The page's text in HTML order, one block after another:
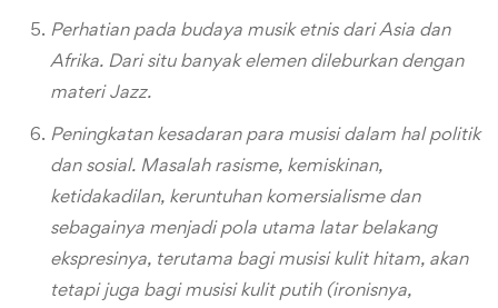
Perhatian pada budaya musik etnis dari Asia dan
Afrika. Dari situ banyak elemen dileburkan dengan
materi Jazz.
Peningkatan kesadaran para musisi dalam hal politik
dan sosial. Masalah rasisme, kemiskinan,
ketidakadilan, keruntuhan komersialisme dan
sebagainya menjadi pola utama latar belakang
ekspresinya, terutama bagi musisi kulit hitam, akan
tetapi juga bagi musisi kulit putih (ironisnya,